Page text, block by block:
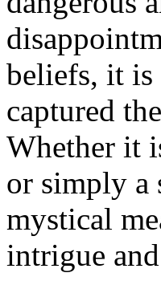
beliefs, it is
captured
Whether it
or simply a
mystical
intrigue